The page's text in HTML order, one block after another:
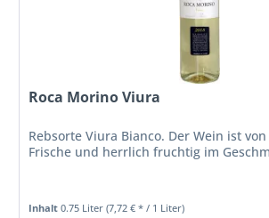
Roca Morino Viura
Rebsorte Viura Bianco. Der Wein ist
Frische und herrlich fruchtig im
Inhalt0.75 Liter(7,72 € * / 1 Liter)